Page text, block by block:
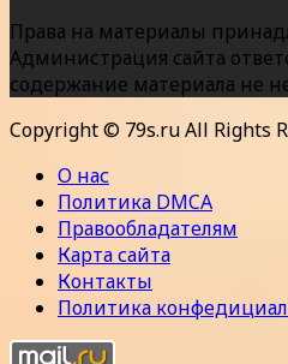
Права на материалы
Администрация сайта
содержание материала не
Copyright © 79s.ru All Rights
О нас
Политика DMCA
Правообладателям
Карта сайта
Контакты
Политика